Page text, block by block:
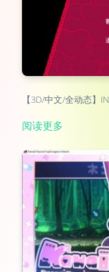
【3D/中文/全动态】
阅读更多